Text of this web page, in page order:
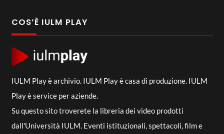
COS’È IULM PLAY
IULM Play è archivio. IULM Play è casa di produzione. IULM
Play è service per aziende.
Su questo sito troverete la libreria dei video prodotti
dall'Università IULM. Eventi istituzionali, spettacoli, film e